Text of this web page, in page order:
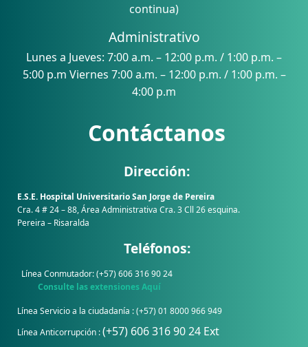
continua)
Administrativo
Lunes a Jueves: 7:00 a.m. – 12:00 p.m. / 1:00 p.m. –
5:00 p.m Viernes 7:00 a.m. – 12:00 p.m. / 1:00 p.m. –
4:00 p.m
Contáctanos
Dirección:
E.S.E. Hospital Universitario San Jorge de Pereira
Cra. 4 # 24 – 88, Área Administrativa Cra. 3 Cll 26 esquina.
Pereira – Risaralda
Teléfonos:
Línea Conmutador: (+57) 606 316 90 24
Consulte las extensiones Aquí
Línea Servicio a la ciudadanía : (+57) 01 8000 966 949
Línea Anticorrupción :(+57) 606 316 90 24 Ext